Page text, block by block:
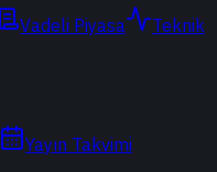
Vadeli Piyasa
Teknik
Yayın Takvimi